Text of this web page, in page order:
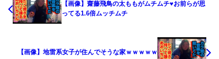
【画像】齋藤飛鳥の太ももがムチムチ♥お前らが思
ってる1.6倍ムッチムチ
【画像】地雷系女子が住んでそうな家ｗｗｗｗｗ